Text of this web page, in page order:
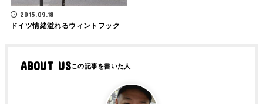
2015.09.18
ドイツ情緒溢れるウィントフック
ABOUT US